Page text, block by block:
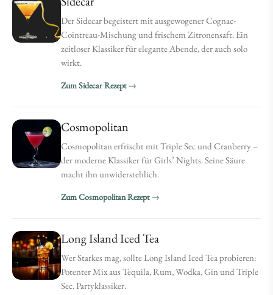
Der Sidecar begeistert mit ausgewogener Cognac-
Cointreau-Mischung und frischem Zitronensaft. Ein
zeitloser Klassiker für elegante Abende, der auch solo
wirkt.
Zum Sidecar Rezept
Cosmopolitan
Cosmopolitan erfrischt mit Triple Sec und Cranberry –
der moderne Klassiker für Girls’ Nights. Seine Säure
macht ihn unwiderstehlich.
Zum Cosmopolitan Rezept
Long Island Iced Tea
Wer Starkes mag, sollte Long Island Iced Tea probieren:
Potenter Mix aus Tequila, Rum, Wodka, Gin und Triple
Sec. Partyklassiker.